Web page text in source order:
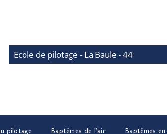
Ecole de pilotage - La Baule - 44